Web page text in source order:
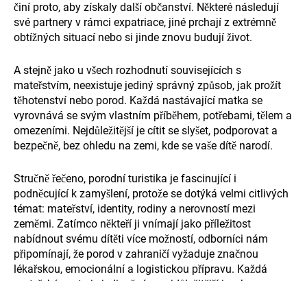
činí proto, aby získaly další občanství. Některé následují
své partnery v rámci expatriace, jiné prchají z extrémně
obtížných situací nebo si jinde znovu budují život.
A stejně jako u všech rozhodnutí souvisejících s
mateřstvím, neexistuje jediný správný způsob, jak prožít
těhotenství nebo porod. Každá nastávající matka se
vyrovnává se svým vlastním příběhem, potřebami, tělem a
omezeními. Nejdůležitější je cítit se slyšet, podporovat a
bezpečně, bez ohledu na zemi, kde se vaše dítě narodí.
Stručně řečeno, porodní turistika je fascinující i
podněcující k zamyšlení, protože se dotýká velmi citlivých
témat: mateřství, identity, rodiny a nerovností mezi
zeměmi. Zatímco někteří ji vnímají jako příležitost
nabídnout svému dítěti více možností, odborníci nám
připomínají, že porod v zahraničí vyžaduje značnou
lékařskou, emocionální a logistickou přípravu. Každá